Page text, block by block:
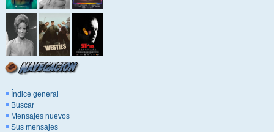
Índice general
Buscar
Mensajes nuevos
Sus mensajes